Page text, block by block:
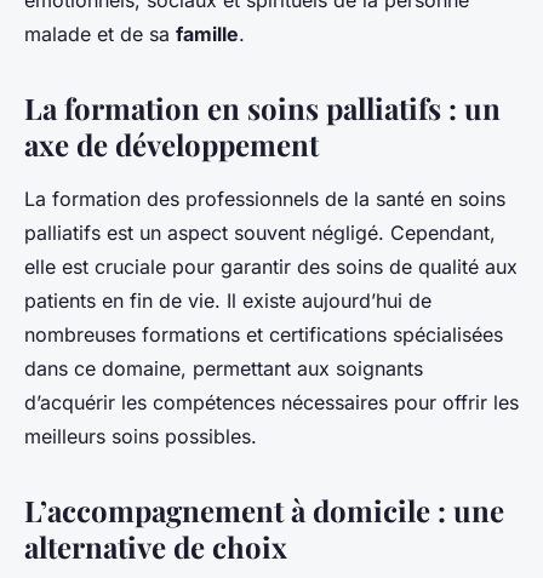
malade et de sa famille.
La formation en soins palliatifs : un
axe de développement
La formation des professionnels de la santé en soins
palliatifs est un aspect souvent négligé. Cependant,
elle est cruciale pour garantir des soins de qualité aux
patients en fin de vie. Il existe aujourd’hui de
nombreuses formations et certifications spécialisées
dans ce domaine, permettant aux soignants
d’acquérir les compétences nécessaires pour offrir les
meilleurs soins possibles.
L’accompagnement à domicile : une
alternative de choix